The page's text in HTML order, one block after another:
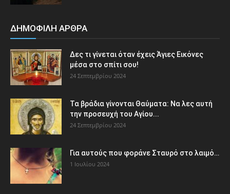
ΔΗΜΟΦΙΛΗ ΑΡΘΡΑ
Δες τι γίνεται όταν έχεις Άγιες Εικόνες
μέσα στο σπίτι σου!
24 Σεπτεμβρίου 2024
Τα βράδια γίνονται Θαύματα: Να λες αυτή
την προσευχή του Αγίου...
24 Σεπτεμβρίου 2024
Για αυτούς που φοράνε Σταυρό στο λαιμό…
1 Ιουλίου 2024